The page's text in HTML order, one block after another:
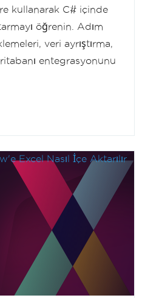
kullanarak C# içinde
öğrenin. Adım
veri ayrıştırma,
entegrasyonunu